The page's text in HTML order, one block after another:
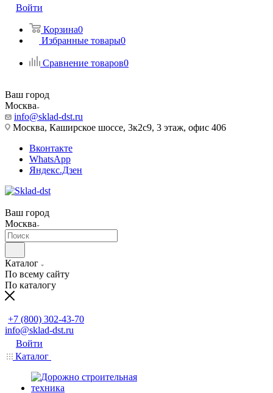
Войти
Корзина0
Избранные товары0
Сравнение товаров0
Ваш город
Москва
info@sklad-dst.ru
Москва, Каширское шоссе, 3к2с9, 3 этаж, офис 406
Вконтакте
WhatsApp
Яндекс.Дзен
Ваш город
Москва
Каталог
По всему сайту
По каталогу
+7 (800) 302-43-70
info@sklad-dst.ru
Войти
Каталог